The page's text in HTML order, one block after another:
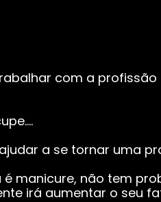
com a
a se tornar uma
é manicure, não tem
irá aumentar o seu